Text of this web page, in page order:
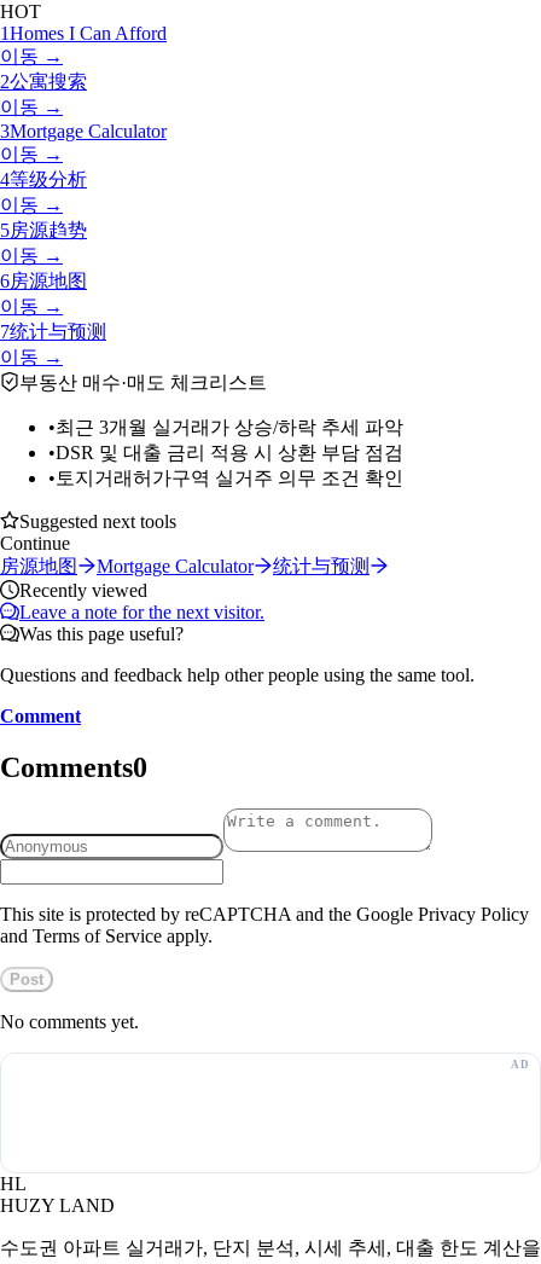
HOT
1Homes I Can Afford
이동 →
2公寓搜索
이동 →
3Mortgage Calculator
이동 →
4等级分析
이동 →
5房源趋势
이동 →
6房源地图
이동 →
7统计与预测
이동 →
부동산 매수·매도 체크리스트
•최근 3개월 실거래가 상승/하락 추세 파악
•DSR 및 대출 금리 적용 시 상환 부담 점검
• 토지거래허가구역 실거주 의무 조건 확인
Suggested next tools
Continue
房源地图
Mortgage Calculator
统计与预测
Recently viewed
Leave a note for the next visitor.
Was this page useful?
Questions and feedback help other people using the same tool.
Comment
Comments0
This site is protected by reCAPTCHA and the Google Privacy Policy
and Terms of Service apply.
Post
No comments yet.
HL
HUZY LAND
수도권 아파트 실거래가, 단지 분석, 시세 추세, 대출 한도 계산을